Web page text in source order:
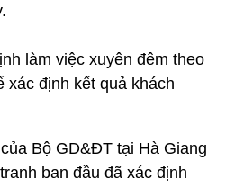
làm việc xuyên đêm theo
xác định kết quả khách
Bộ GD&ĐT tại Hà Giang
ban đầu đã xác định